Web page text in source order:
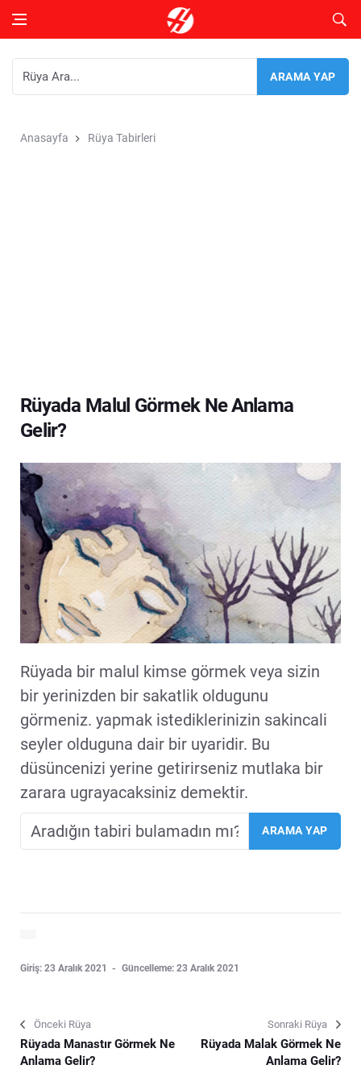
Anasayfa Rüya Tabirleri
Rüyada Malul Görmek Ne Anlama
Gelir?
Rüyada bir malul kimse görmek veya sizin
bir yerinizden bir sakatlik oldugunu
görmeniz. yapmak istediklerinizin sakincali
seyler olduguna dair bir uyaridir. Bu
düsüncenizi yerine getirirseniz mutlaka bir
zarara ugrayacaksiniz demektir.
Giriş: 23 Aralık 2021 Güncelleme: 23 Aralık 2021
Önceki Rüya
Rüyada Manastır Görmek Ne
Anlama Gelir?
Sonraki Rüya
Rüyada Malak Görmek Ne
Anlama Gelir?